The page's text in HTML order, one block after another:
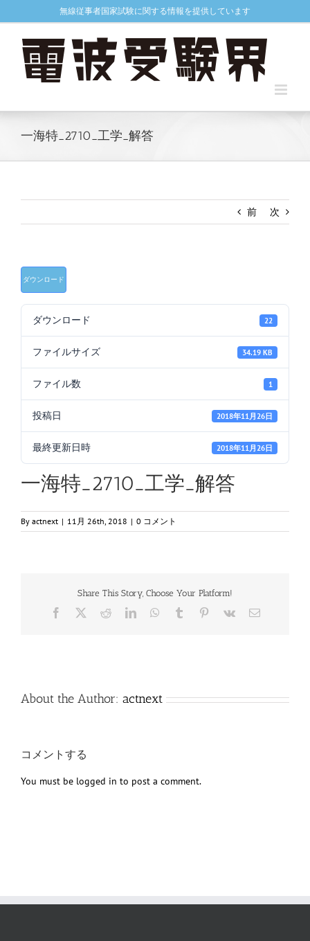
to
無線従事者国家試験に関する情報を提供しています
一海特_2710_工学_解答
前 次
ダウンロード
ダウンロード 22
ファイルサイズ 34.19 KB
ファイル数 1
投稿日 2018年11月26日
最終更新日時 2018年11月26日
一海特_2710_工学_解答
By actnext | 11月 26th, 2018 | 0 コメント
Share This Story, Choose Your Platform!
Facebook RedditLinkedInWhatsApp
Tumblr Pinterest
Vk
電
About the Author: actnext
コメントする
You must be logged in to post a comment.